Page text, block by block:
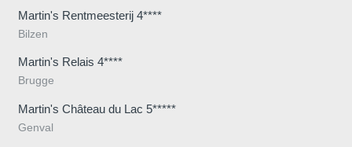
Martin's Rentmeesterij 4****
Bilzen
Martin's Relais 4****
Brugge
Martin's Château du Lac 5*****
Genval